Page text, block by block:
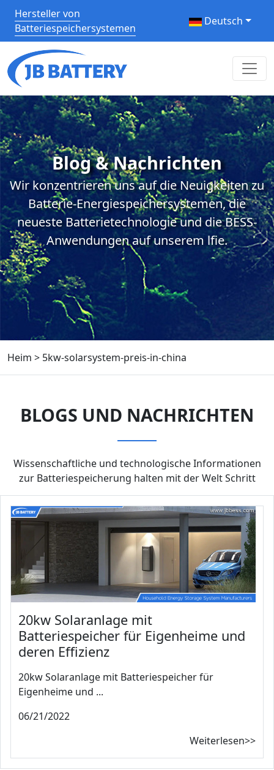
Hersteller von
Batteriespeichersystemen
Deutsch
Blog & Nachrichten
Wir konzentrieren uns auf die Neuigkeiten zu
Batterie-Energiespeichersystemen, die
neueste Batterietechnologie und die BESS-
Anwendungen auf unserem lfie.
Heim > 5kw-solarsystem-preis-in-china
BLOGS UND NACHRICHTEN
Wissenschaftliche und technologische Informationen
zur Batteriespeicherung halten mit der Welt Schritt
20kw Solaranlage mit
Batteriespeicher für Eigenheime und
deren Effizienz
20kw Solaranlage mit Batteriespeicher für
Eigenheime und ...
06/21/2022
Weiterlesen>>